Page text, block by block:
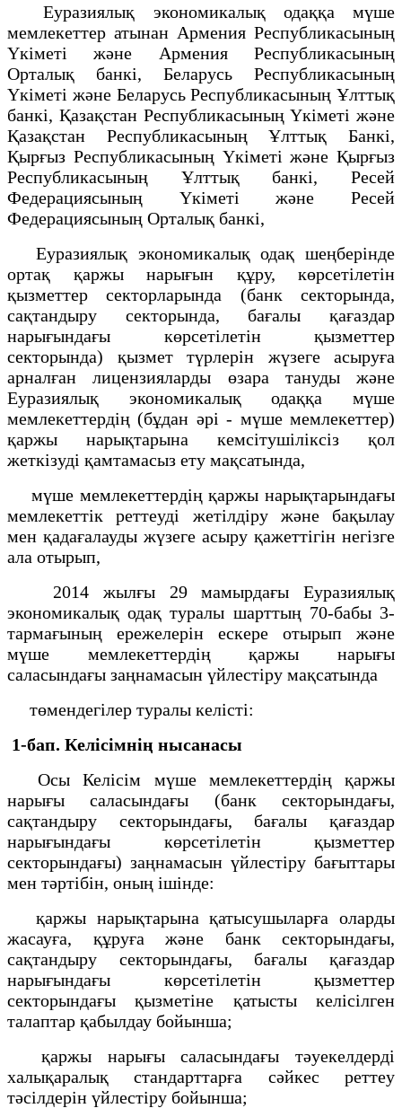
Еуразиялық экономикалық одаққа мүше
мемлекеттер атынан Армения Республикасының
Үкіметі және Армения Республикасының
Орталық банкі, Беларусь Республикасының
Үкіметі және Беларусь Республикасының Ұлттық
банкі, Қазақстан Республикасының Үкіметі және
Қазақстан Республикасының Ұлттық Банкі,
Қырғыз Республикасының Үкіметі және Қырғыз
Республикасының Ұлттық банкі, Ресей
Федерациясының Үкіметі және Ресей
Федерациясының Орталық банкі,
Еуразиялық экономикалық одақ шеңберінде
ортақ қаржы нарығын құру, көрсетілетін
қызметтер секторларында (банк секторында,
сақтандыру секторында, бағалы қағаздар
нарығындағы көрсетілетін қызметтер
секторында) қызмет түрлерін жүзеге асыруға
арналған лицензияларды өзара тануды және
Еуразиялық экономикалық одаққа мүше
мемлекеттердің (бұдан әрі - мүше мемлекеттер)
қаржы нарықтарына кемсітушіліксіз қол
жеткізуді қамтамасыз ету мақсатында,
мүше мемлекеттердің қаржы нарықтарындағы
мемлекеттік реттеуді жетілдіру және бақылау
мен қадағалауды жүзеге асыру қажеттігін негізге
ала отырып,
2014 жылғы 29 мамырдағы Еуразиялық
экономикалық одақ туралы шарттың 70-бабы 3-
тармағының ережелерін ескере отырып және
мүше мемлекеттердің қаржы нарығы
саласындағы заңнамасын үйлестіру мақсатында
төмендегілер туралы келісті:
1-бап. Келісімнің нысанасы
Осы Келісім мүше мемлекеттердің қаржы
нарығы саласындағы (банк секторындағы,
сақтандыру секторындағы, бағалы қағаздар
нарығындағы көрсетілетін қызметтер
секторындағы) заңнамасын үйлестіру бағыттары
мен тәртібін, оның ішінде:
қаржы нарықтарына қатысушыларға оларды
жасауға, құруға және банк секторындағы,
сақтандыру секторындағы, бағалы қағаздар
нарығындағы көрсетілетін қызметтер
секторындағы қызметіне қатысты келісілген
талаптар қабылдау бойынша;
қаржы нарығы саласындағы тәуекелдерді
халықаралық стандарттарға сәйкес реттеу
тәсілдерін үйлестіру бойынша;